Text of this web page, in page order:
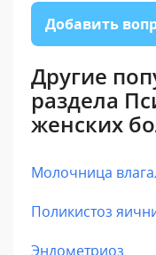
Добавить
Другие
раздела
женских
Молочница
Поликистоз
Эндометриоз